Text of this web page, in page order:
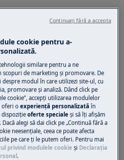
vase integrate
vase independente
de service autorizat
de schimb noi, vizitați
cookie pentru a-
similare pentru a ne
de marketing și promovare. De
modul în care utilizezi site-ul, cu
promovare și analiză. Dând click pe
cookie”, accepţi utilizarea modulelor
oferi oexperienţă personalizată în
dispoziţieoferte speciale și să îţi afișăm
alegi să dai click pe „Continuă fără a
neesenţiale, ceea ce poate afecta
pe care ţi le putem oferi. Pentru mai
privind modulele cookie și Declaraţia
.
Continuați fără a accepta